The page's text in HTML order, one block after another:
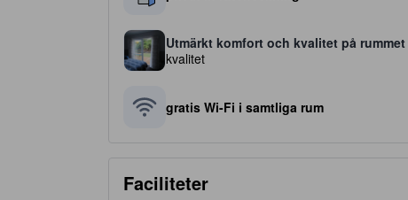
Utmärkt komfort och kvalitet på rummet
kvalitet
gratis Wi-Fi i samtliga rum
Faciliteter